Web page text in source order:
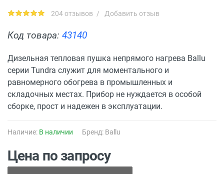
204 отзывов / Добавить отзыв
Код товара: 43140
Дизельная тепловая пушка непрямого нагрева Ballu
серии Tundra служит для моментального и
равномерного обогрева в промышленных и
складочных местах. Прибор не нуждается в особой
сборке, прост и надежен в эксплуатации.
Наличие: В наличии Бренд: Ballu
Цена по запросу